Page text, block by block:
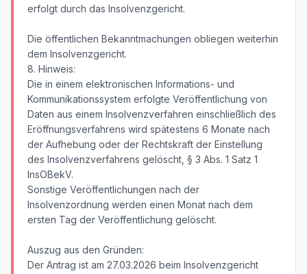
erfolgt durch das Insolvenzgericht.
Die öffentlichen Bekanntmachungen obliegen weiterhin
dem Insolvenzgericht.
8. Hinweis:
Die in einem elektronischen Informations- und
Kommunikationssystem erfolgte Veröffentlichung von
Daten aus einem Insolvenzverfahren einschließlich des
Eröffnungsverfahrens wird spätestens 6 Monate nach
der Aufhebung oder der Rechtskraft der Einstellung
des Insolvenzverfahrens gelöscht, § 3 Abs. 1 Satz 1
InsOBekV.
Sonstige Veröffentlichungen nach der
Insolvenzordnung werden einen Monat nach dem
ersten Tag der Veröffentlichung gelöscht.
Auszug aus den Gründen:
Der Antrag ist am 27.03.2026 beim Insolvenzgericht